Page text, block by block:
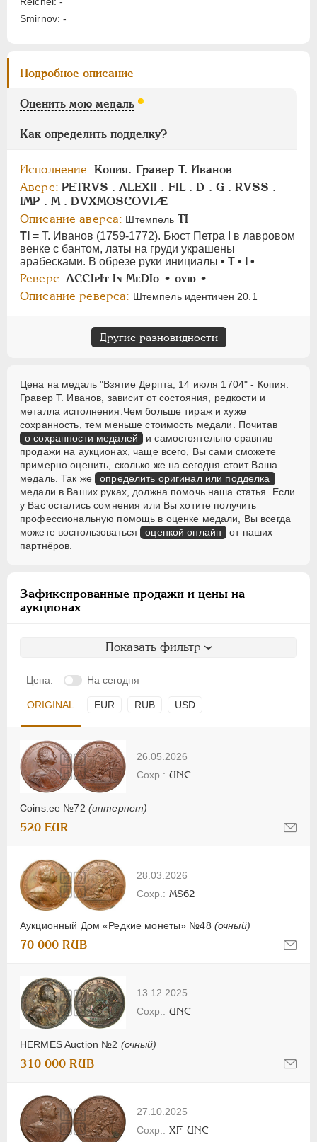
Smirnov: -
Подробное описание
Оценить мою медаль
Как определить подделку?
Исполнение: Копия. Гравер T. Иванов
Аверс: PETRVS . ALEXII . FIL . D . G . RVSS .
IMP . М . DVXMOSCOVIÆ
Описание аверса: Штемпель TI
TI = Т. Иванов (1759-1772). Бюст Петра I в лавровом
венке с бантом, латы на груди украшены
арабесками. В обрезе руки инициалы • Т • I •
Реверс: ACCIᴘIᴛ Iɴ MᴇDIo • oᴠıᴅ •
Описание реверса: Штемпель идентичен 20.1
Другие разновидности
Цена на медаль "Взятие Дерпта, 14 июля 1704" - Копия.
Гравер T. Иванов, зависит от состояния, редкости и
металла исполнения.Чем больше тираж и хуже
сохранность, тем меньше стоимость медали. Почитав
о сохранности медалей и самостоятельно сравнив
продажи на аукционах, чаще всего, Вы сами сможете
примерно оценить, сколько же на сегодня стоит Ваша
медаль. Так же определить оригинал или подделка
медали в Ваших руках, должна помочь наша статья. Если
у Вас остались сомнения или Вы хотите получить
профессиональную помощь в оценке медали, Вы всегда
можете воспользоваться оценкой онлайн
от наших
партнёров.
Зафиксированные продажи и цены на
аукционах
Показать фильтр
Цена: На сегодня
ORIGINAL EUR RUB USD
26.05.2026
Coins.ee №72 (интернет)
UNC
520 EUR
28.03.2026
Аукционный Дом «Редкие монеты» №48 (очный)
MS62
70 000 RUB
13.12.2025
HERMES Auction №2 (очный)
UNC
310 000 RUB
27.10.2025
XF-UNC
АЛЕКСАНДР II
СЕРИИ МЕДАЛЕЙ 1600-1881